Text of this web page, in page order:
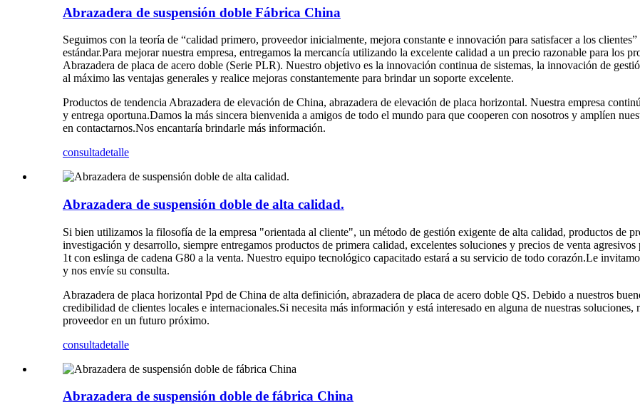
Abrazadera de suspensión doble Fábrica China
Seguimos con la teoría de “calidad primero, proveedor inicialmente, mejora constante e innovación para satisfacer a los
estándar.Para mejorar nuestra empresa, entregamos la mercancía utilizando la excelente calidad a un precio razonable para los
Abrazadera de placa de acero doble (Serie PLR). Nuestro objetivo es la innovación continua de sistemas, la innovación de
al máximo las ventajas generales y realice mejoras constantemente para brindar un soporte excelente.
Productos de tendencia Abrazadera de elevación de China, abrazadera de elevación de placa horizontal. Nuestra empresa
y entrega oportuna.Damos la más sincera bienvenida a amigos de todo el mundo para que cooperen con nosotros y amplíen
en contactarnos.Nos encantaría brindarle más información.
consultadetalle
Abrazadera de suspensión doble de alta calidad.
Si bien utilizamos la filosofía de la empresa "orientada al cliente", un método de gestión exigente de alta calidad, productos de
investigación y desarrollo, siempre entregamos productos de primera calidad, excelentes soluciones y precios de venta
1t con eslinga de cadena G80 a la venta. Nuestro equipo tecnológico capacitado estará a su servicio de todo corazón.Le
y nos envíe su consulta.
Abrazadera de placa horizontal Ppd de China de alta definición, abrazadera de placa de acero doble QS. Debido a nuestros
credibilidad de clientes locales e internacionales.Si necesita más información y está interesado en alguna de nuestras
proveedor en un futuro próximo.
consultadetalle
Abrazadera de suspensión doble de fábrica China